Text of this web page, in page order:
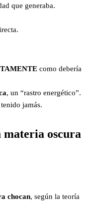
que generaba.
como debería
, un “rastro energético”.
jamás.
materia oscura
chocan, según la teoría